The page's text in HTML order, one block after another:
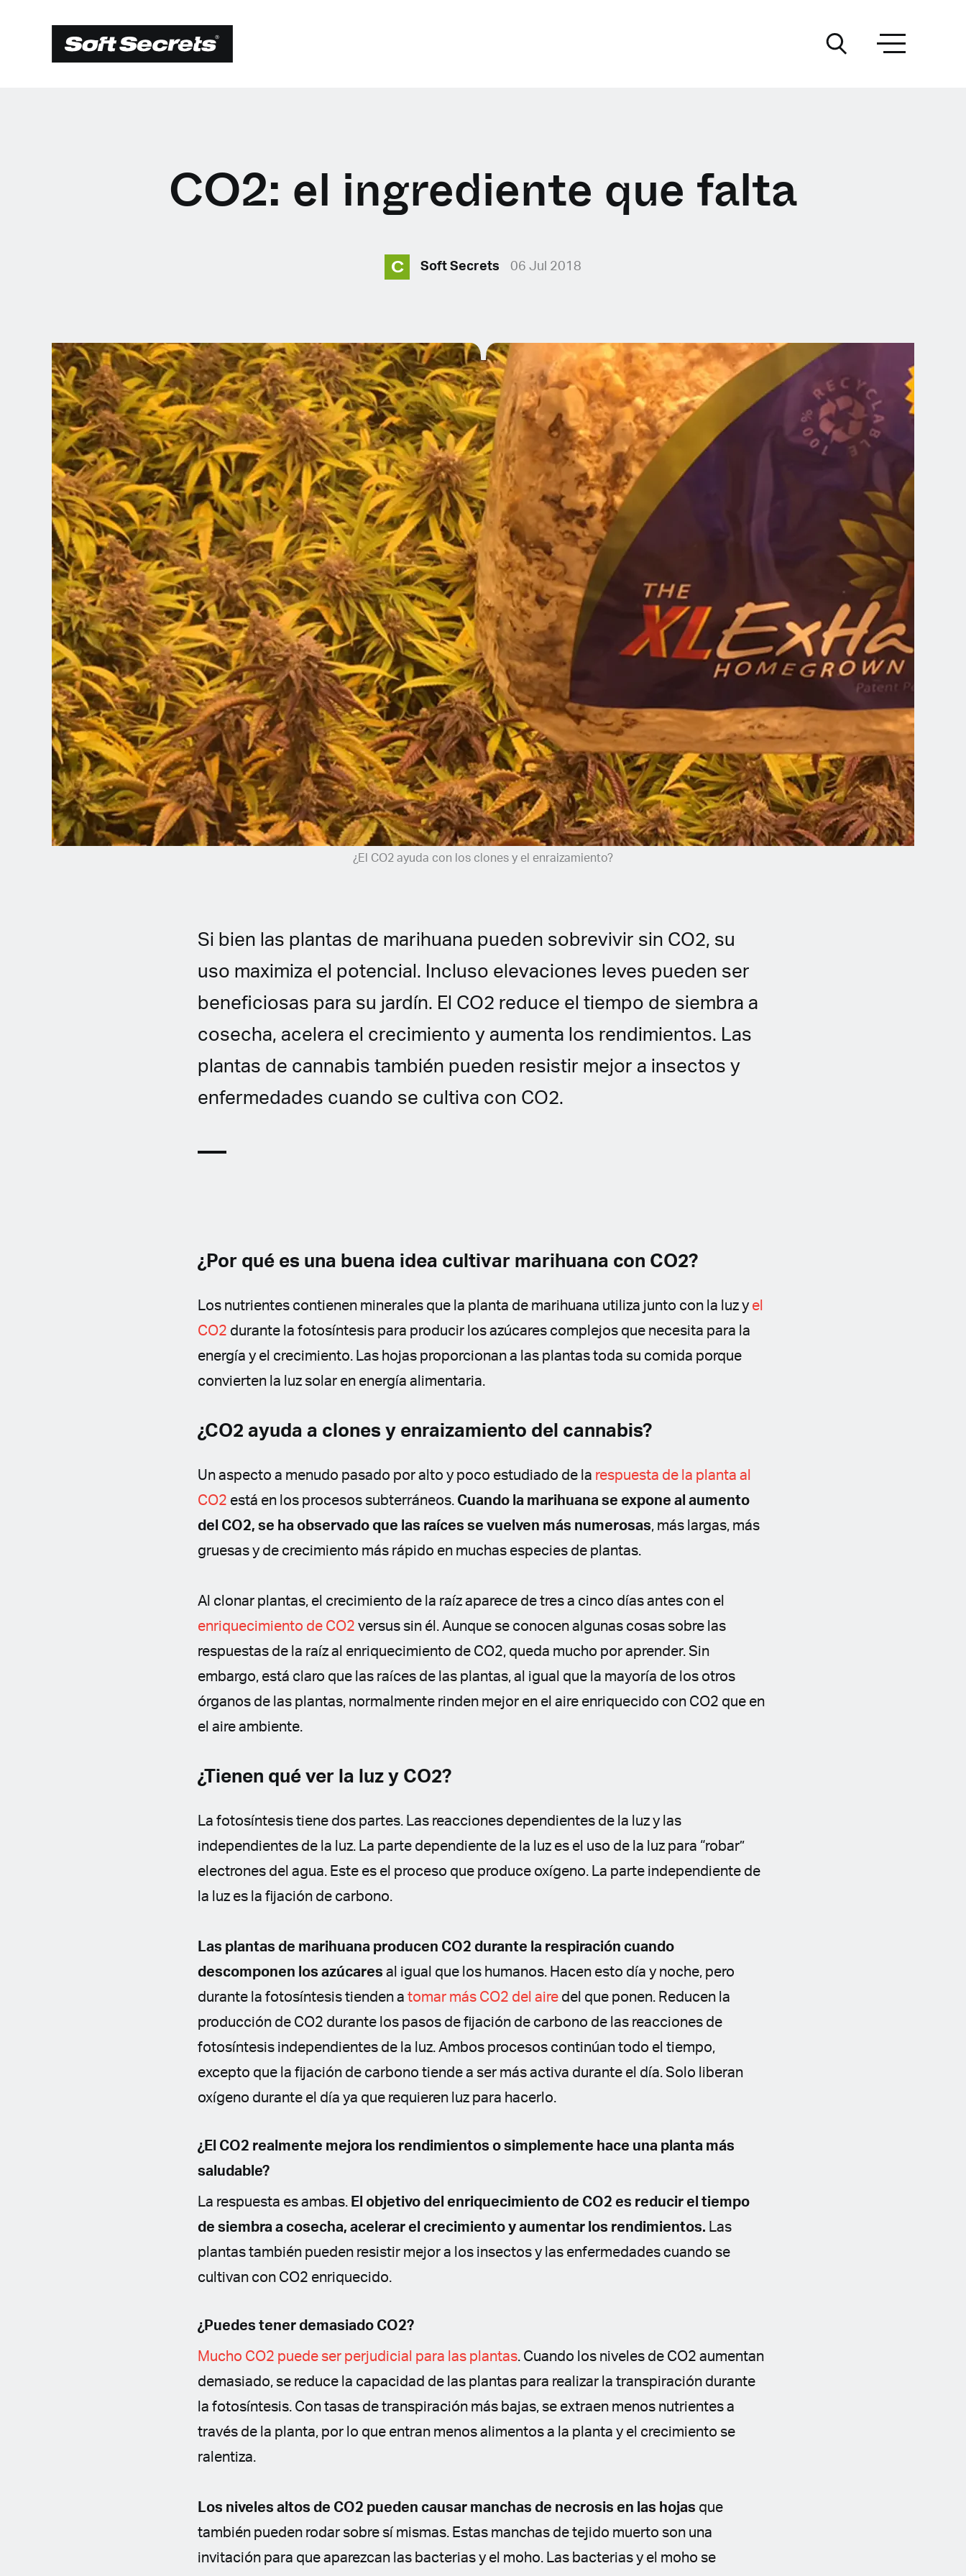
ELIGE TU
UBICACIÓN
Dutch
English (United Kingdom)
English (United States)
Spanish (Spain)
Spanish (Latin America)
German
French
Italian
Czech
CO2: el ingrediente que falta
C Soft Secrets 06 Jul 2018
¿El CO2 ayuda con los clones y el enraizamiento?
Si bien las plantas de marihuana pueden sobrevivir sin CO2, su
uso maximiza el potencial. Incluso elevaciones leves pueden ser
beneficiosas para su jardín. El CO2 reduce el tiempo de siembra a
cosecha, acelera el crecimiento y aumenta los rendimientos. Las
plantas de cannabis también pueden resistir mejor a insectos y
enfermedades cuando se cultiva con CO2.
¿Por qué es una buena idea cultivar marihuana con CO2?
Los nutrientes contienen minerales que la planta de marihuana utiliza junto con la luz y el
CO2 durante la fotosíntesis para producir los azúcares complejos que necesita para la
energía y el crecimiento. Las hojas proporcionan a las plantas toda su comida porque
convierten la luz solar en energía alimentaria.
¿CO2 ayuda a clones y enraizamiento del cannabis?
Un aspecto a menudo pasado por alto y poco estudiado de la respuesta de la planta al
CO2 está en los procesos subterráneos. Cuando la marihuana se expone al aumento
del CO2, se ha observado que las raíces se vuelven más numerosas, más largas, más
gruesas y de crecimiento más rápido en muchas especies de plantas.
Al clonar plantas, el crecimiento de la raíz aparece de tres a cinco días antes con el
enriquecimiento de CO2 versus sin él. Aunque se conocen algunas cosas sobre las
respuestas de la raíz al enriquecimiento de CO2, queda mucho por aprender. Sin
embargo, está claro que las raíces de las plantas, al igual que la mayoría de los otros
órganos de las plantas, normalmente rinden mejor en el aire enriquecido con CO2 que en
el aire ambiente.
¿Tienen qué ver la luz y CO2?
La fotosíntesis tiene dos partes. Las reacciones dependientes de la luz y las
independientes de la luz. La parte dependiente de la luz es el uso de la luz para “robar”
electrones del agua. Este es el proceso que produce oxígeno. La parte independiente de
la luz es la fijación de carbono.
Las plantas de marihuana producen CO2 durante la respiración cuando
descomponen los azúcares al igual que los humanos. Hacen esto día y noche, pero
durante la fotosíntesis tienden a tomar más CO2 del aire del que ponen. Reducen la
producción de CO2 durante los pasos de fijación de carbono de las reacciones de
fotosíntesis independientes de la luz. Ambos procesos continúan todo el tiempo,
excepto que la fijación de carbono tiende a ser más activa durante el día. Solo liberan
oxígeno durante el día ya que requieren luz para hacerlo.
¿El CO2 realmente mejora los rendimientos o simplemente hace una planta más
saludable?
La respuesta es ambas. El objetivo del enriquecimiento de CO2 es reducir el tiempo
de siembra a cosecha, acelerar el crecimiento y aumentar los rendimientos. Las
plantas también pueden resistir mejor a los insectos y las enfermedades cuando se
cultivan con CO2 enriquecido.
¿Puedes tener demasiado CO2?
Mucho CO2 puede ser perjudicial para las plantas. Cuando los niveles de CO2 aumentan
demasiado, se reduce la capacidad de las plantas para realizar la transpiración durante
la fotosíntesis. Con tasas de transpiración más bajas, se extraen menos nutrientes a
través de la planta, por lo que entran menos alimentos a la planta y el crecimiento se
ralentiza.
Los niveles altos de CO2 pueden causar manchas de necrosis en las hojas que
también pueden rodar sobre sí mismas. Estas manchas de tejido muerto son una
invitación para que aparezcan las bacterias y el moho. Las bacterias y el moho se